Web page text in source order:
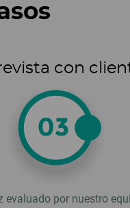
con
evaluado por nuestro